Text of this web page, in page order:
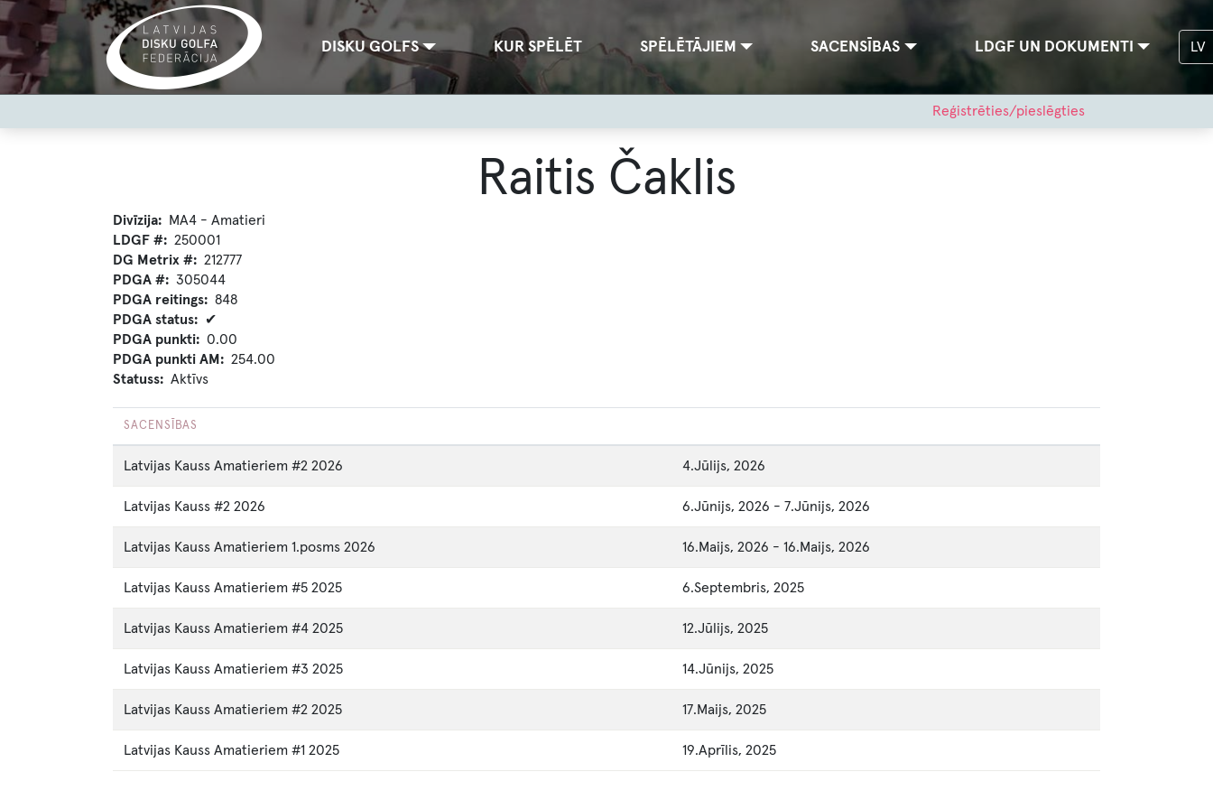
Pārlekt
galveno
saturu
navigationDISKU GOLFS KUR SPĒLĒT SPĒLĒTĀJIEM SACENSĪBAS LDGF UN DOKUMENTI LV
menu
Reģistrēties/pieslēgties
Raitis Čaklis
Divīzija
MA4 - Amatieri
LDGF #
250001
DG Metrix #
212777
PDGA #
305044
PDGA reitings
848
PDGA status
✔
PDGA punkti
0.00
PDGA punkti AM
254.00
Statuss
Aktīvs
SACENSĪBAS
Latvijas Kauss Amatieriem #2 2026 4.Jūlijs, 2026
Latvijas Kauss #2 2026 6.Jūnijs, 2026 - 7.Jūnijs, 2026
Latvijas Kauss Amatieriem 1.posms 2026 16.Maijs, 2026 - 16.Maijs, 2026
Latvijas Kauss Amatieriem #5 2025 6.Septembris, 2025
Latvijas Kauss Amatieriem #4 2025 12.Jūlijs, 2025
Latvijas Kauss Amatieriem #3 2025 14.Jūnijs, 2025
Latvijas Kauss Amatieriem #2 2025 17.Maijs, 2025
Latvijas Kauss Amatieriem #1 2025 19.Aprīlis, 2025